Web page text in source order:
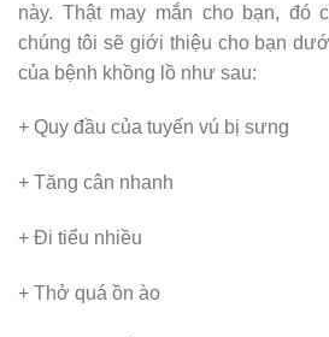
này. Thật may mắn cho bạn, đó
chúng tôi sẽ giới thiệu cho bạn
của bệnh khồng lồ như sau:
+ Quy đầu của tuyến vú bị sưng
+ Tăng cân nhanh
+ Đi tiểu nhiều
+ Thở quá ồn ào